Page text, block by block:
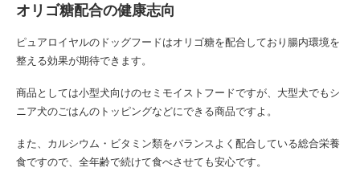
オリゴ糖配合の健康志向
ピュアロイヤルのドッグフードはオリゴ糖を配合しており腸内環境を
整える効果が期待できます。
商品としては小型犬向けのセミモイストフードですが、大型犬でもシ
ニア犬のごはんのトッピングなどにできる商品ですよ。
また、カルシウム・ビタミン類をバランスよく配合している総合栄養
食ですので、全年齢で続けて食べさせても安心です。